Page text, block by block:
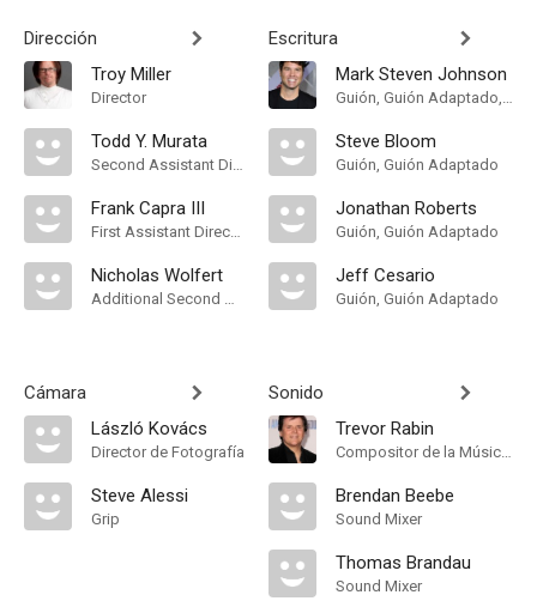
Dirección
Troy Miller
Director
Todd Y. Murata
Second Assistant Director
Frank Capra III
First Assistant Director
Nicholas Wolfert
Additional Second Assistant Director
Cámara
László Kovács
Director de Fotografía
Steve Alessi
Grip
Escritura
Mark Steven Johnson
Guión, Guión Adaptado, Historia
Steve Bloom
Guión, Guión Adaptado
Jonathan Roberts
Guión, Guión Adaptado
Jeff Cesario
Guión, Guión Adaptado
Sonido
Trevor Rabin
Compositor de la Música Original
Brendan Beebe
Sound Mixer
Thomas Brandau
Sound Mixer